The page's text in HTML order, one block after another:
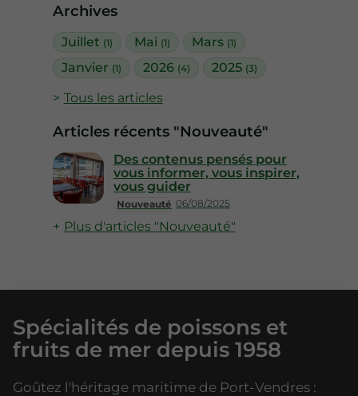
Archives
Juillet (1) Mai (1) Mars (1)
Janvier (1) 2026 (4) 2025 (3)
Tous les articles
Articles récents "Nouveauté"
Nouveauté 06/08/2025
Des contenus pensés pour
vous informer, vous inspirer,
vous guider
Plus d'articles "Nouveauté"
Spécialités de poissons et
fruits de mer depuis 1958
Goûtez l'héritage maritime de Port-Vendres :